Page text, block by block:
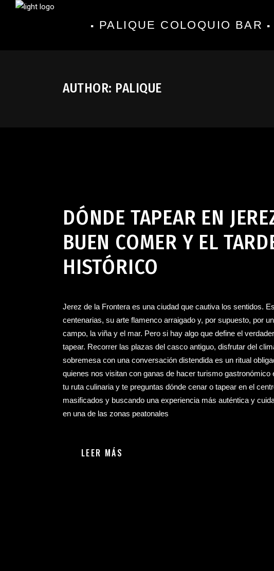
PALIQUE COLOQUIO BAR
AUTHOR: PALIQUE
DÓNDE TAPEAR EN
BUEN COMER Y EL
HISTÓRICO
Jerez de la Frontera es una ciudad que cautiva los sentidos.
centenarias, su arte flamenco arraigado y, por supuesto, por
campo, la viña y el mar. Pero si hay algo que define el
tapear. Recorrer las plazas del casco antiguo, disfrutar del
sobremesa con una conversación distendida es un ritual
quienes nos visitan con ganas de hacer turismo
tu ruta culinaria y te preguntas dónde cenar o tapear en el
masificados y buscando una experiencia más auténtica y
en una de las zonas peatonales
LEER MÁS